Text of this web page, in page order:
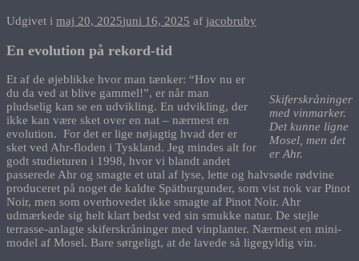
Udgivet i maj 20, 2025juni 16, 2025 af jacobruby
En evolution på rekord-tid
Skiferskråninger
med vinmarker.
Det kunne ligne
Mosel, men det
er Ahr.
Et af de øjeblikke hvor man tænker: “Hov nu er
du da ved at blive gammel!”, er når man
pludselig kan se en udvikling. En udvikling, der
ikke kan være sket over en nat – nærmest en
evolution. For det er lige nøjagtig hvad der er
sket ved Ahr-floden i Tyskland. Jeg mindes alt for
godt studieturen i 1998, hvor vi blandt andet
passerede Ahr og smagte et utal af lyse, lette og halvsøde rødvine
produceret på noget de kaldte Spätburgunder, som vist nok var Pinot
Noir, men som overhovedet ikke smagte af Pinot Noir. Ahr
udmærkede sig helt klart bedst ved sin smukke natur. De stejle
terrasse-anlagte skiferskråninger med vinplanter. Nærmest en mini-
model af Mosel. Bare sørgeligt, at de lavede så ligegyldig vin.